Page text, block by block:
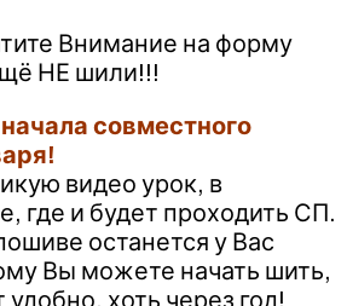
Внимание на форму
НЕ шили!!!
совместного
видео урок, в
где и будет проходить СП.
останется у Вас
Вы можете начать шить,
удобно, хоть через год!